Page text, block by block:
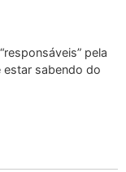
pela
estar sabendo do